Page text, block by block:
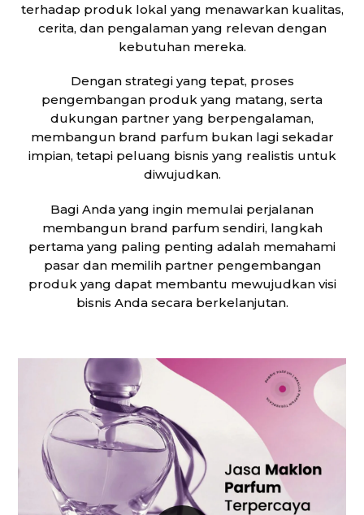
terhadap produk lokal yang menawarkan kualitas,
cerita, dan pengalaman yang relevan dengan
kebutuhan mereka.
Dengan strategi yang tepat, proses
pengembangan produk yang matang, serta
dukungan partner yang berpengalaman,
membangun brand parfum bukan lagi sekadar
impian, tetapi peluang bisnis yang realistis untuk
diwujudkan.
Bagi Anda yang ingin memulai perjalanan
membangun brand parfum sendiri, langkah
pertama yang paling penting adalah memahami
pasar dan memilih partner pengembangan
produk yang dapat membantu mewujudkan visi
bisnis Anda secara berkelanjutan.